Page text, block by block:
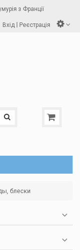
з Франції
Вхід Реєстрація
блески